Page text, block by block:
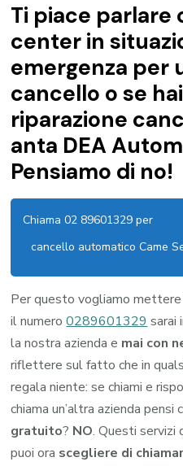
Ti piace parlare
center in
emergenza per
cancello o se
riparazione
anta DEA
Pensiamo di no!
Chiama 02 89601329 per
cancello automatico Came
Per questo vogliamo mettere
il numero0289601329 sarai
la nostra azienda e mai con
riflettere sul fatto che in
regala niente: se chiami e
chiama un’altra azienda
gratuito? NO. Questi servizi
puoi ora scegliere di